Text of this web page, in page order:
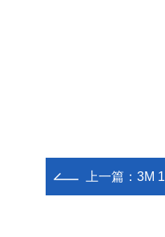
上一篇： 3M